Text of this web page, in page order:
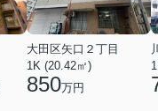
大田区矢口２丁目
1K (20.42㎡)
850万円